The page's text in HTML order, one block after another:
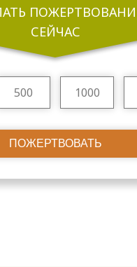
СЕЙЧАС
500 1000
ПОЖЕРТВОВАТЬ